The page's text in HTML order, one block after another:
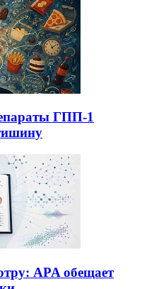
ГПП-1
APA обещает